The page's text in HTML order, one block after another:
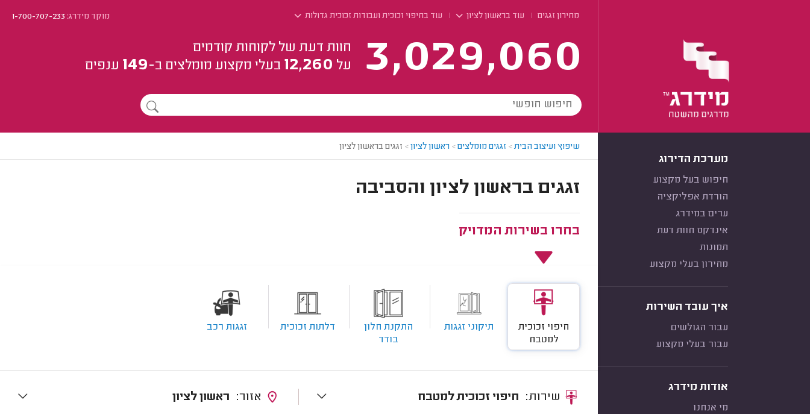
מחירון זגגים עוד בראשון לציון עוד בחיפוי זכוכית ועבודות זכוכית גדולות מוקד מידרג:1-700-707-233
3,029,060
חוות דעת של לקוחות קודמים
על 12,260 בעלי מקצוע מומלצים ב-149 ענפים
מערכת הדירוג
חיפוש בעל מקצוע
הורדת אפליקציה
ערים במידרג
אינדקס חוות דעת
תמונות
מחירון בעלי מקצוע
איך עובד השירות
עבור הגולשים
עבור בעלי מקצוע
אודות מידרג
מי אנחנו
שיפוץ ועיצוב הבית> זגגים מומלצים> ראשון לציון> זגגים בראשון לציון
זגגים בראשון לציון והסביבה
בחרו בשירות המדויק
חיפוי זכוכית
למטבח
תיקוני זגגות
התקנת חלון
בודד
דלתות זכוכית זגגות רכב
חיפוי זכוכית למטבח ראשון לציון